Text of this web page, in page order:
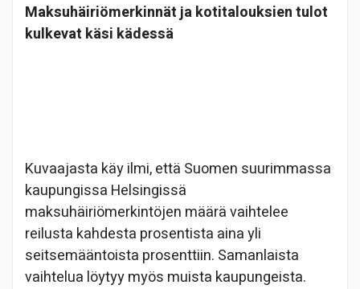
Maksuhäiriömerkinnät ja kotitalouksien tulot
kulkevat käsi kädessä
Kuvaajasta käy ilmi, että Suomen suurimmassa
kaupungissa Helsingissä
maksuhäiriömerkintöjen määrä vaihtelee
reilusta kahdesta prosentista aina yli
seitsemääntoista prosenttiin. Samanlaista
vaihtelua löytyy myös muista kaupungeista.